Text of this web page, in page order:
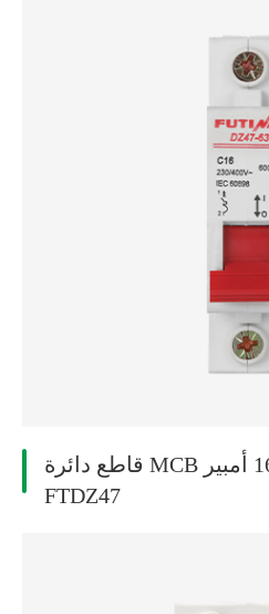
قاطع دائرة MCB ذو قطب واحد 16 أمبير
FTDZ47